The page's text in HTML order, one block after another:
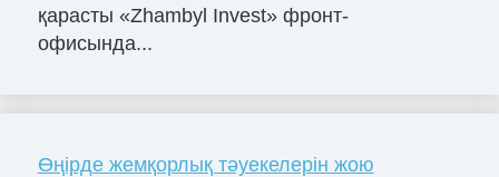
қарасты «Zhambyl Invest» фронт-
офисында...
Өңірде жемқорлық тәуекелерін жою